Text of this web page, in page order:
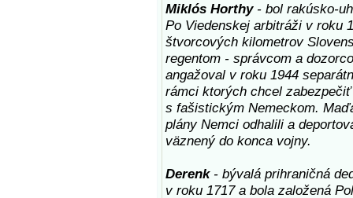
Miklós Horthy- bol rakúsko-
Po Viedenskej arbitráži v roku
štvorcových kilometrov
regentom - správcom a
angažoval v roku 1944
rámci ktorých chcel
s fašistickým Nemeckom.
plány Nemci odhalili a
väznený do konca vojny.
Derenk- bývalá prihraničná
v roku 1717 a bola založená